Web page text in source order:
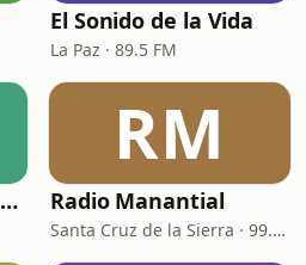
El Sonido de la Vida
La Paz · 89.5 FM
Radio Dios de Pacto Bolivia
RM
Radio Manantial
Santa Cruz de la Sierra · 99.7 FM